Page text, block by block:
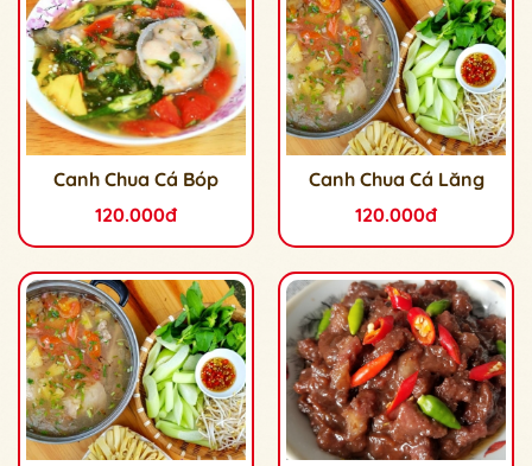
Canh Chua Cá Bóp
120.000đ
Canh Chua Cá Lăng
120.000đ